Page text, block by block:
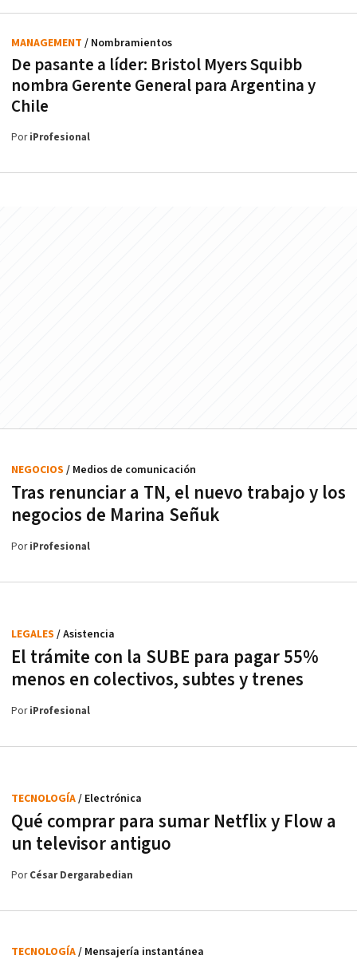
De pasante a líder: Bristol Myers Squibb
nombra Gerente General para Argentina y
Chile
MANAGEMENT / Nombramientos
PoriProfesional
Tras renunciar a TN, el nuevo trabajo y los
negocios de Marina Señuk
NEGOCIOS / Medios de comunicación
PoriProfesional
El trámite con la SUBE para pagar 55%
menos en colectivos, subtes y trenes
LEGALES / Asistencia
PoriProfesional
Qué comprar para sumar Netflix y Flow a
un televisor antiguo
TECNOLOGÍA/ Electrónica
PorCésar Dergarabedian
TECNOLOGÍA/ Mensajería instantánea